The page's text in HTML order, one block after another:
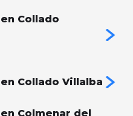
Collado
Collado Villalba
Colmenar del